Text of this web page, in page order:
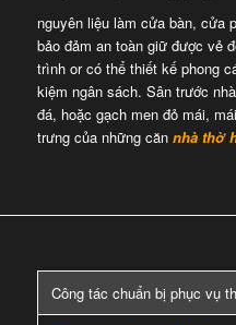
nguyên liệu làm cửa bàn, cửa
bảo đảm an toàn giữ được vẻ
trình or có thể thiết kế phong
kiệm ngân sách. Sân trước
đá, hoặc gạch men đỏ mái,
trưng của những căn nhà thờ
Công tác chuẩn bị phục vụ